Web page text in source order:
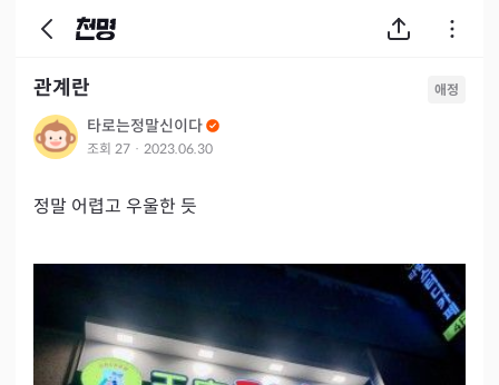
관계란 애정
타로는정말신이다
조회 27 · 2023.06.30
정말 어렵고 우울한 듯